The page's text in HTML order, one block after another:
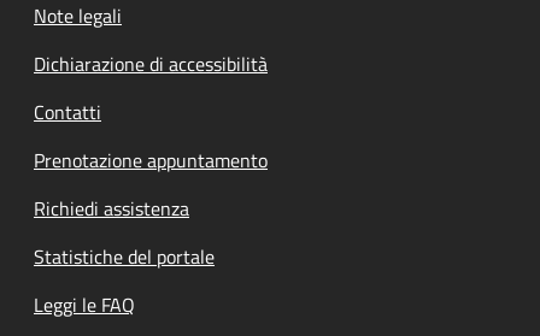
Note legali
Dichiarazione di accessibilità
Contatti
Prenotazione appuntamento
Richiedi assistenza
Statistiche del portale
Leggi le FAQ